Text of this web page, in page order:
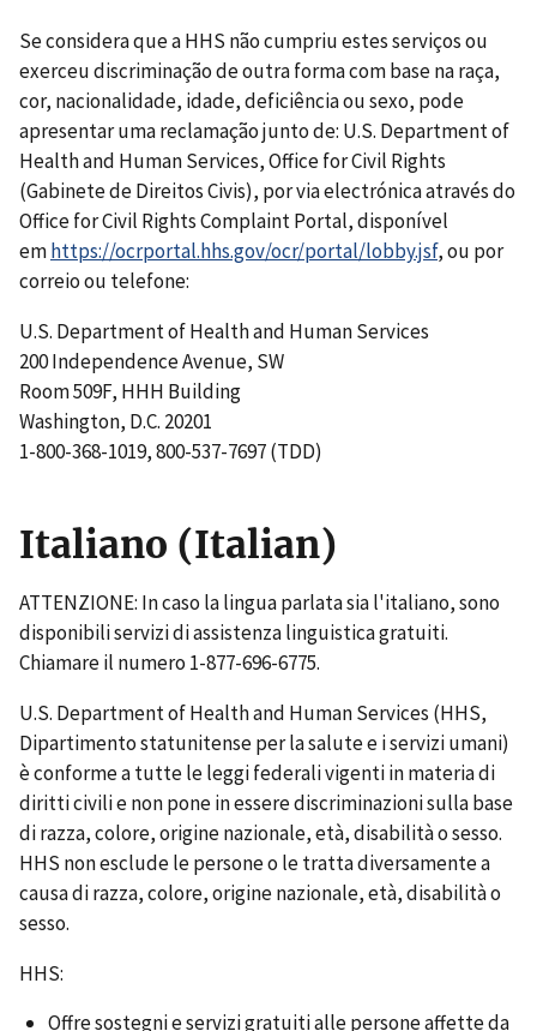
Se considera que a HHS não cumpriu estes serviços ou
exerceu discriminação de outra forma com base na raça,
cor, nacionalidade, idade, deficiência ou sexo, pode
apresentar uma reclamação junto de: U.S. Department of
Health and Human Services, Office for Civil Rights
(Gabinete de Direitos Civis), por via electrónica através do
Office for Civil Rights Complaint Portal, disponível
emhttps://ocrportal.hhs.gov/ocr/portal/lobby.jsf, ou por
correio ou telefone:
U.S. Department of Health and Human Services
200 Independence Avenue, SW
Room 509F, HHH Building
Washington, D.C. 20201
1-800-368-1019, 800-537-7697 (TDD)
Italiano (Italian)
ATTENZIONE: In caso la lingua parlata sia l'italiano, sono
disponibili servizi di assistenza linguistica gratuiti.
Chiamare il numero 1-877-696-6775.
U.S. Department of Health and Human Services (HHS,
Dipartimento statunitense per la salute e i servizi umani)
è conforme a tutte le leggi federali vigenti in materia di
diritti civili e non pone in essere discriminazioni sulla base
di razza, colore, origine nazionale, età, disabilità o sesso.
HHS non esclude le persone o le tratta diversamente a
causa di razza, colore, origine nazionale, età, disabilità o
sesso.
HHS:
Offre sostegni e servizi gratuiti alle persone affette da